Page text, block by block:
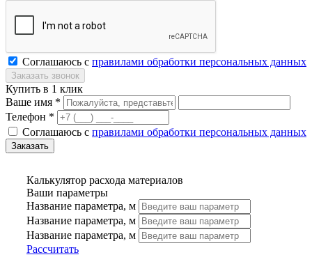
Соглашаюсь с правилами обработки персональных данных
Купить в 1 клик
Ваше имя *
Телефон *
Соглашаюсь с правилами обработки персональных данных
Калькулятор расхода материалов
Ваши параметры
Название параметра, м
Название параметра, м
Название параметра, м
Рассчитать